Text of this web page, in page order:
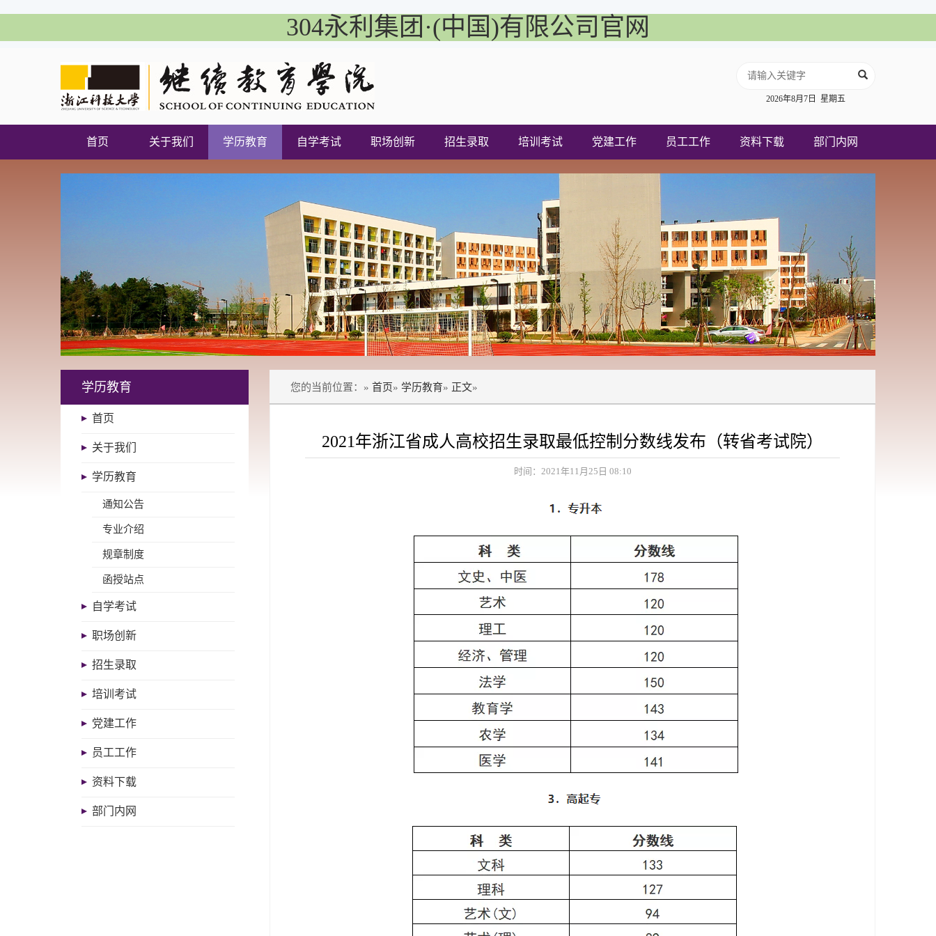
304永利集团·(中国)有限公司官网
2026年8月7日 星期五
首页 关于我们 学历教育 自学考试 职场创新 招生录取 培训考试 党建工作 员工工作 资料下载 部门内网
学历教育
首页
关于我们
学历教育
通知公告
专业介绍
规章制度
函授站点
自学考试
职场创新
招生录取
培训考试
党建工作
员工工作
资料下载
部门内网
您的当前位置：» 首页» 学历教育» 正文»
2021年浙江省成人高校招生录取最低控制分数线发布（转省考试院）
时间：2021年11月25日 08:10